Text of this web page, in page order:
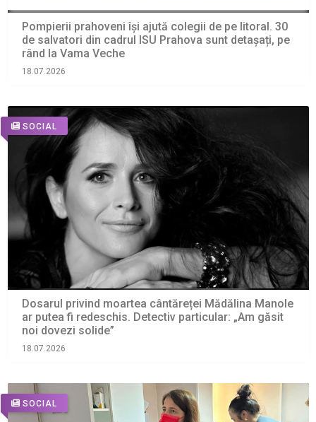
Pompierii prahoveni își ajută colegii de pe litoral. 30
de salvatori din cadrul ISU Prahova sunt detașați, pe
rând la Vama Veche
18.07.2026
SOCIAL
Dosarul privind moartea cântăreței Mădălina Manole
ar putea fi redeschis. Detectiv particular: „Am găsit
noi dovezi solide”
18.07.2026
SOCIAL